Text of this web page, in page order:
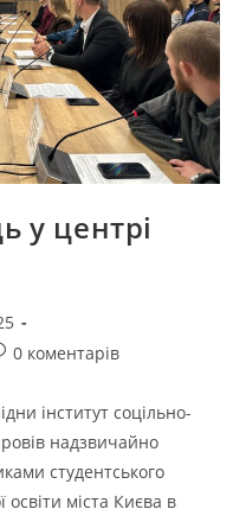
у центрі
0 коментарів
інститут соцільно-
надзвичайно
студентського
міста Києва в